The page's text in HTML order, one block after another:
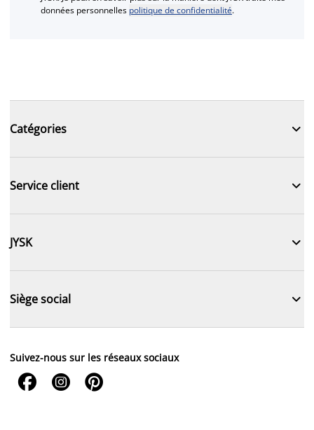
données personnelles politique de confidentialité.
Catégories 
Service client 
JYSK 
Siège social 
Suivez-nous sur les réseaux sociaux
  